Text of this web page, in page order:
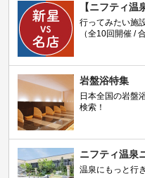
【ニフティ温
行ってみたい施
（全10回開催 /
岩盤浴特集
日本全国の岩盤
検索！
ニフティ温泉
温泉にもっと行